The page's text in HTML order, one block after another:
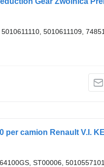
5010611109,
per camion Renault V.I.
ST00006,